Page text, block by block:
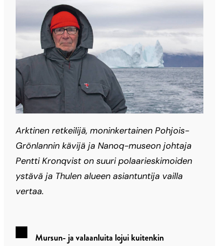
Arktinen retkeilijä, moninkertainen Pohjois-
Grönlannin kävijä ja Nanoq-museon johtaja
Pentti Kronqvist on suuri polaarieskimoiden
ystävä ja Thulen alueen asiantuntija vailla
vertaa.
Mursun- ja valaan­luita lojui kuitenkin